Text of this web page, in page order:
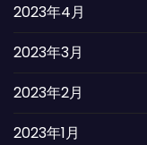
2023年4月
2023年3月
2023年2月
2023年1月